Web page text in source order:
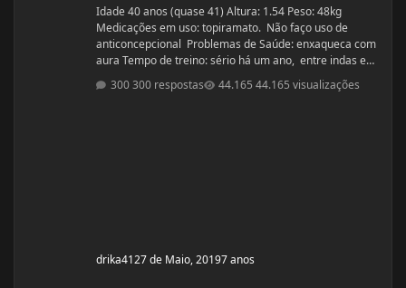
Idade 40 anos (quase 41) Altura: 1.54 Peso: 48kg
Medicações em uso: topiramato. Não faço uso de
anticoncepcional Problemas de Saúde: enxaqueca com
aura Tempo de treino: sério há um ano, entre indas e
mg durante 8 semanas, após 10 mg até a 12° semana.
300 respostas 44.165 visualizações
drika4127 de Maio, 20197 anos